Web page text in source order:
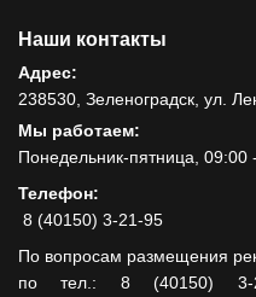
Наши контакты
Адрес:
238530, Зеленоградск, ул.
Мы работаем:
Понедельник-пятница, 09:00
Телефон:
8 (40150) 3-21-95
По вопросам размещения
по тел.: 8 (40150) 3-